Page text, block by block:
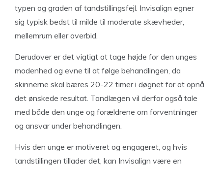
typen og graden af tandstillingsfejl. Invisalign egner
sig typisk bedst til milde til moderate skævheder,
mellemrum eller overbid.
Derudover er det vigtigt at tage højde for den unges
modenhed og evne til at følge behandlingen, da
skinnerne skal bæres 20-22 timer i døgnet for at opnå
det ønskede resultat. Tandlægen vil derfor også tale
med både den unge og forældrene om forventninger
og ansvar under behandlingen.
Hvis den unge er motiveret og engageret, og hvis
tandstillingen tillader det, kan Invisalign være en